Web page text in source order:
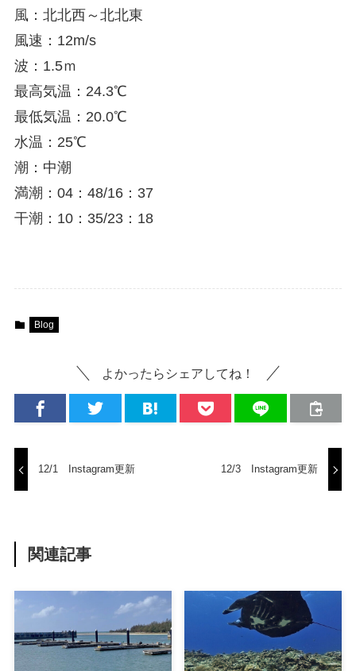
風：北北西～北北東
風速：12m/s
波：1.5ｍ
最高気温：24.3℃
最低気温：20.0℃
水温：25℃
潮：中潮
満潮：04：48/16：37
干潮：10：35/23：18
Blog
よかったらシェアしてね！
12/1 Instagram更新 12/3 Instagram更新
関連記事